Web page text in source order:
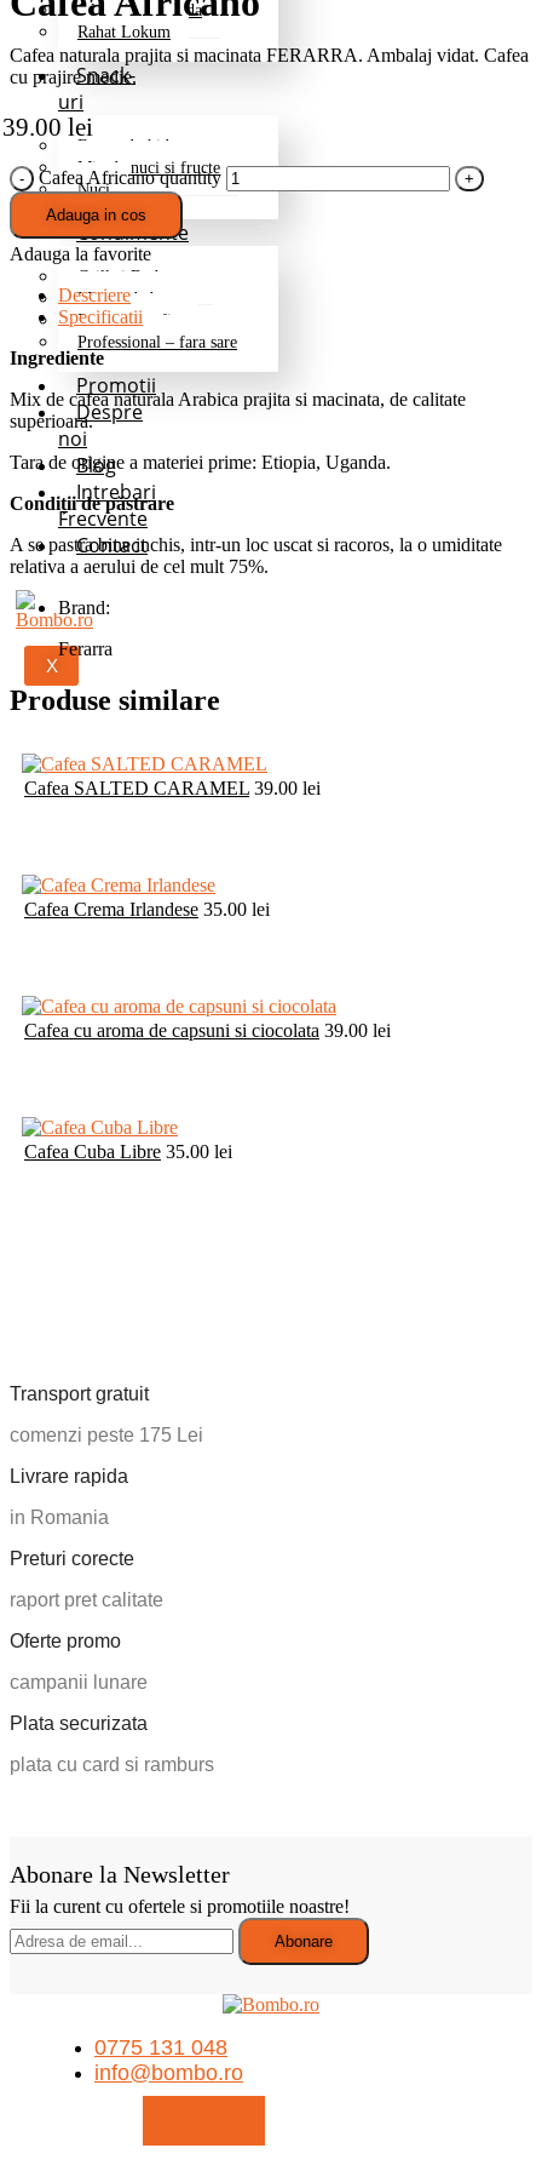
Jeleuri/marmelada
Rahat Lokum
Snack-
uri
Fructe deshidratate
Mix de nuci si fructe
Nuci
Condimente
Grill si Barbeque
Mixuri de baza
Pentru cartofi
Professional – fara sare
Promotii
Despre
noi
Blog
Intrebari
Frecvente
Contact
X
Cafea naturala prajita si macinata FERARRA. Ambalaj vidat. Cafea
cu prajire medie.
39.00 lei
Cafea Africano quantity
Adauga in cos
Adauga la favorite
Descriere
Specificatii
Ingrediente
Mix de cafea naturala Arabica prajita si macinata, de calitate
superioara.
Tara de origine a materiei prime: Etiopia, Uganda.
Condiții de păstrare
A se pastra bine inchis, intr-un loc uscat si racoros, la o umiditate
relativa a aerului de cel mult 75%.
Brand:
Ferarra
Produse similare
Cafea SALTED CARAMEL 39.00 lei
Cafea Crema Irlandese 35.00 lei
Cafea cu aroma de capsuni si ciocolata 39.00 lei
Cafea Cuba Libre 35.00 lei
Transport gratuit
comenzi peste 175 Lei
Livrare rapida
in Romania
Preturi corecte
raport pret calitate
Oferte promo
campanii lunare
Plata securizata
plata cu card si ramburs
Abonare la Newsletter
Fii la curent cu ofertele si promotiile noastre!
0775 131 048
info@bombo.ro